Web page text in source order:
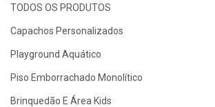
TODOS OS PRODUTOS
Capachos Personalizados
Playground Aquático
Piso Emborrachado Monolítico
Brinquedão E Área Kids